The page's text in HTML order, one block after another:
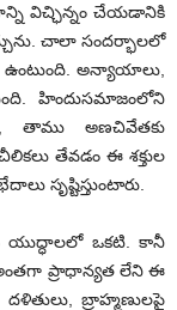
విచ్ఛిన్నం చేయడానికి
చాలా సందర్భాలలో
అన్యాయాలు,
హిందుసమాజంలోని
తాము అణచివేతకు
తేవడం ఈ శక్తుల
సృష్టిస్తుంటారు.
ఒకటి. కానీ
అంతగా ప్రాధాన్యత లేని ఈ
బ్రాహ్మణులపై